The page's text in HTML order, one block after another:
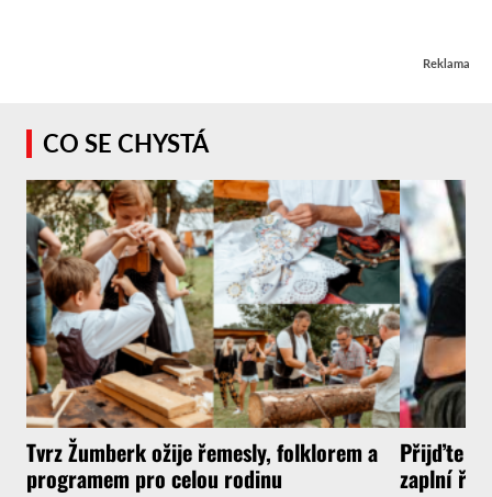
Reklama
CO SE CHYSTÁ
Tvrz Žumberk ožije řemesly, folklorem a
programem pro celou rodinu
Přijďte
zaplní